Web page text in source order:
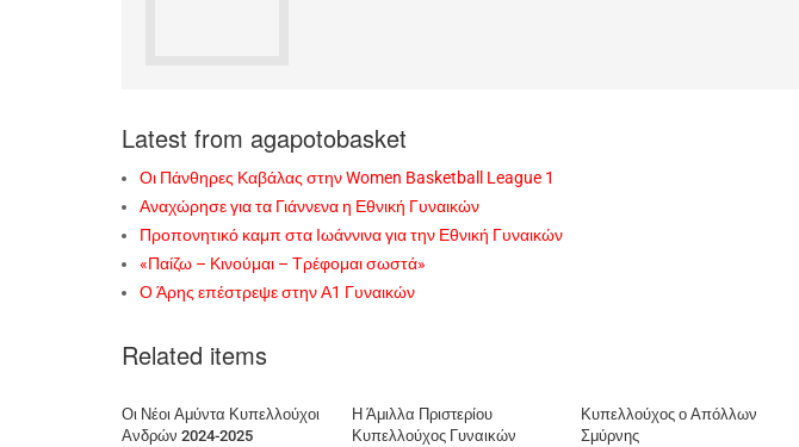
Latest from agapotobasket
Οι Πάνθηρες Καβάλας στην Women Basketball League 1
Αναχώρησε για τα Γιάννενα η Εθνική Γυναικών
Προπονητικό καμπ στα Ιωάννινα για την Εθνική Γυναικών
«Παίζω – Κινούμαι – Τρέφομαι σωστά»
Ο Άρης επέστρεψε στην Α1 Γυναικών
Related items
Οι Νέοι Αμύντα Κυπελλούχοι
Ανδρών 2024-2025
Η Άμιλλα Πριστερίου
Κυπελλούχος Γυναικών
Κυπελλούχος ο Απόλλων
Σμύρνης